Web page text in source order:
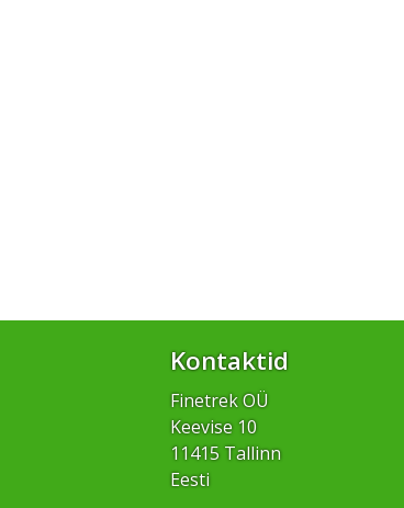
Kontaktid
Finetrek OÜ
Keevise 10
11415 Tallinn
Eesti